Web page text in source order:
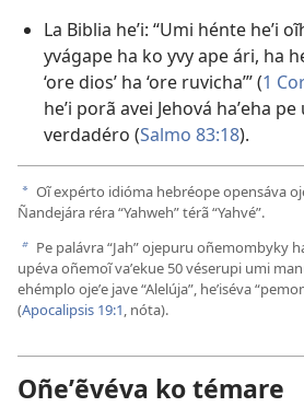
La Biblia heʼi: “Umi hénte heʼi
yvágape ha ko yvy ape ári, ha
‘ore dios’ ha ‘ore ruvicha’” (1
heʼi porã avei Jehová haʼeha
verdadéro (Salmo 83:18).
a Oĩ expérto idióma hebréope opensáva
Ñandejára réra “Yahweh” térã “Yahvé”.
b Pe palávra “Jah” ojepuru oñemombyky
upéva oñemoĩ vaʼekue 50 véserupi umi
ehémplo ojeʼe jave “Alelúja”, heʼiséva
(Apocalipsis 19:1, nóta).
Oñeʼẽvéva ko témare